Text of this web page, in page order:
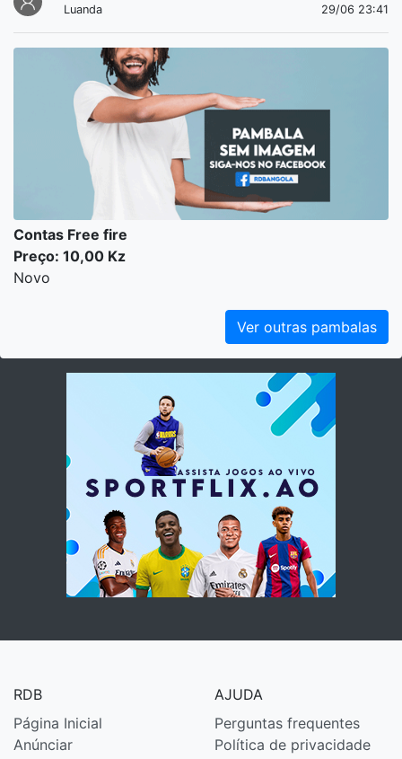
Luanda
29/06 23:41
Contas Free fire
Preço: 10,00 Kz
Novo
Ver outras pambalas
RDB
Página Inicial
Anúnciar
AJUDA
Perguntas frequentes
Política de privacidade